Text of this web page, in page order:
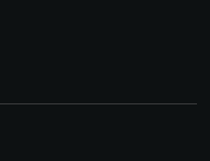
informazioni